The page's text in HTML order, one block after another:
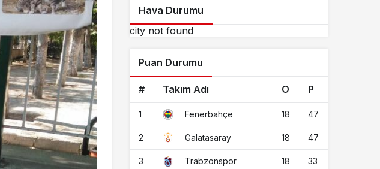
Hava Durumu
city not found
Puan Durumu
# Takım Adı O P
1 Fenerbahçe 18 47
2 Galatasaray 18 47
3 Trabzonspor 18 33